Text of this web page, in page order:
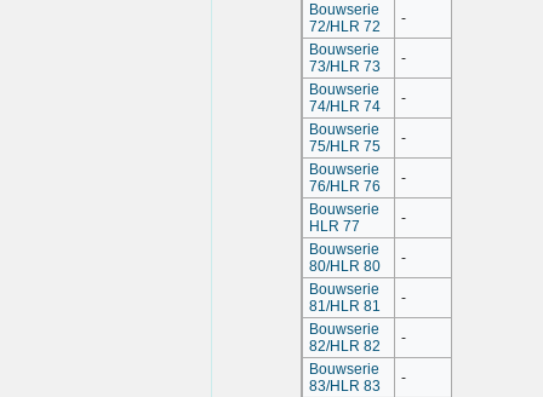
Bouwserie
72/HLR 72
-
Bouwserie
73/HLR 73
-
Bouwserie
74/HLR 74
-
Bouwserie
75/HLR 75
-
Bouwserie
76/HLR 76
-
Bouwserie
HLR 77
-
Bouwserie
80/HLR 80
-
Bouwserie
81/HLR 81
-
Bouwserie
82/HLR 82
-
Bouwserie
83/HLR 83
-